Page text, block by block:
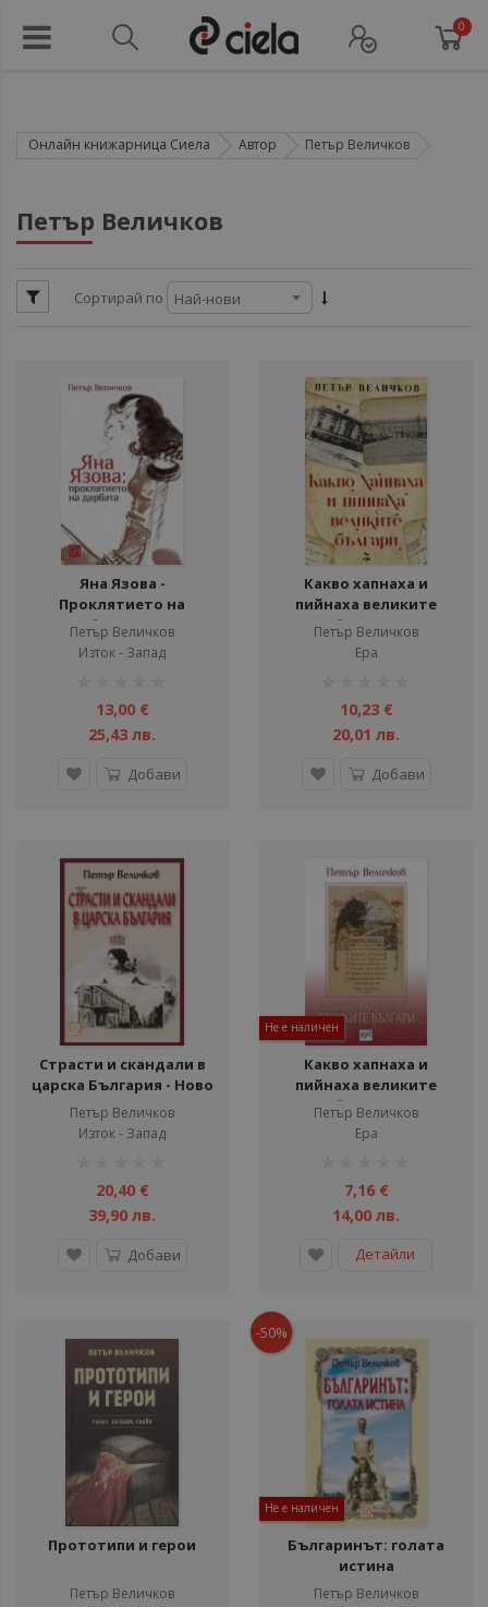
0
Онлайн книжарница Сиела Автор Петър Величков
Петър Величков
Сортирай по
Яна Язова -
Проклятието на
дарбата - трето
издание
Петър Величков
Изток - Запад
13,00 €
25,43 лв.
Добави
Какво хапнаха и
пийнаха великите
българи
Петър Величков
Ера
10,23 €
20,01 лв.
Добави
Страсти и скандали в
царска България - Ново
издание
Петър Величков
Изток - Запад
20,40 €
39,90 лв.
Добави
Не е наличен
Какво хапнаха и
пийнаха великите
българи
Петър Величков
Ера
7,16 €
14,00 лв.
Детайли
Прототипи и герои
Петър Величков
-50%
Не е наличен
Българинът: голата
истина
Петър Величков